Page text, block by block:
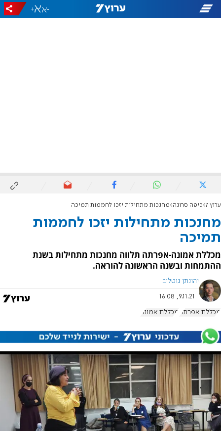
-
+
ערוץ 7 כיפה סרוגה מחנכות מתחילות יזכו לחממות תמיכה
מחנכות מתחילות יזכו לחממות
תמיכה
מכללת אמונה-אפרתה תלווה מחנכות מתחילות בשנת
ההתמחות ובשנה הראשונה להוראה.
יהונתן גוטליב
9.11.21, 16:08
מכללת אפרתה מכללת אמונה